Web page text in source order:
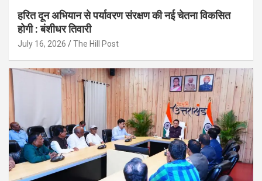
हरित दून अभियान से पर्यावरण संरक्षण की नई चेतना विकसित
होगी : बंशीधर तिवारी
July 16, 2026 The Hill Post